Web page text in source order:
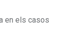
en els casos